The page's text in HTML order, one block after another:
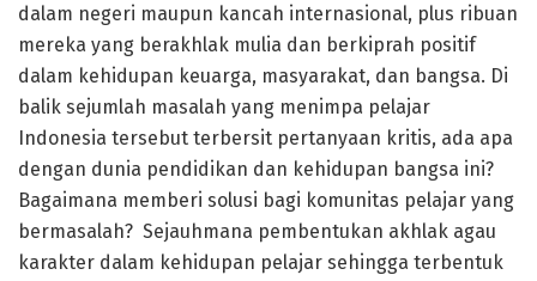
dalam negeri maupun kancah internasional, plus ribuan
mereka yang berakhlak mulia dan berkiprah positif
dalam kehidupan keuarga, masyarakat, dan bangsa. Di
balik sejumlah masalah yang menimpa pelajar
Indonesia tersebut terbersit pertanyaan kritis, ada apa
dengan dunia pendidikan dan kehidupan bangsa ini?
Bagaimana memberi solusi bagi komunitas pelajar yang
bermasalah? Sejauhmana pembentukan akhlak agau
karakter dalam kehidupan pelajar sehingga terbentuk